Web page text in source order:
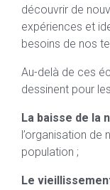
découvrir de
expériences et
besoins de nos
Au-delà de ces
dessinent pour
La baisse de la
l’organisation
population ;
Le